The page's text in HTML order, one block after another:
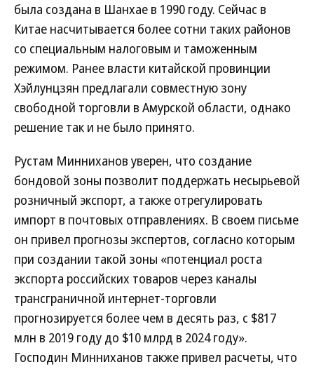
была создана в Шанхае в 1990 году. Сейчас в
Китае насчитывается более сотни таких районов
со специальным налоговым и таможенным
режимом. Ранее власти китайской провинции
Хэйлунцзян предлагали совместную зону
свободной торговли в Амурской области, однако
решение так и не было принято.
Рустам Минниханов уверен, что создание
бондовой зоны позволит поддержать несырьевой
розничный экспорт, а также отрегулировать
импорт в почтовых отправлениях. В своем письме
он привел прогнозы экспертов, согласно которым
при создании такой зоны «потенциал роста
экспорта российских товаров через каналы
трансграничной интернет-торговли
прогнозируется более чем в десять раз, с $817
млн в 2019 году до $10 млрд в 2024 году».
Господин Минниханов также привел расчеты, что